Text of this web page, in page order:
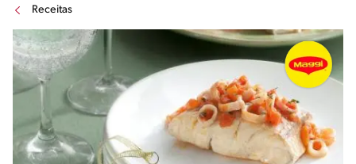
Receitas